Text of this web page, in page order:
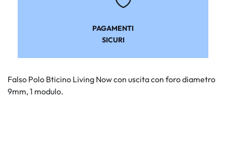
PAGAMENTI
SICURI
Falso Polo Bticino Living Now con uscita con foro diametro
9mm, 1 modulo.